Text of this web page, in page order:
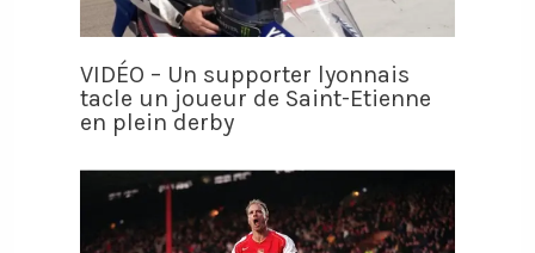
VIDÉO – Un supporter lyonnais
tacle un joueur de Saint-Etienne
en plein derby